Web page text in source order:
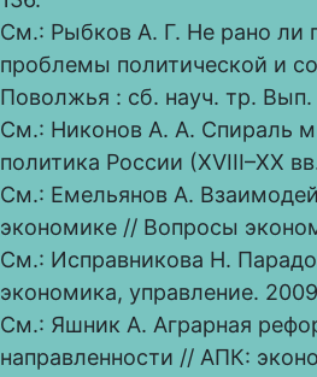
См.: Рыбков А. Г. Не рано ли
проблемы политической и
Поволжья : сб. науч. тр.
См.: Никонов А. А. Спираль
политика России (ХVIII–ХХ
См.: Емельянов А.
экономике // Вопросы
См.: Исправникова Н.
экономика, управление.
См.: Яшник А. Аграрная
направленности // АПК: